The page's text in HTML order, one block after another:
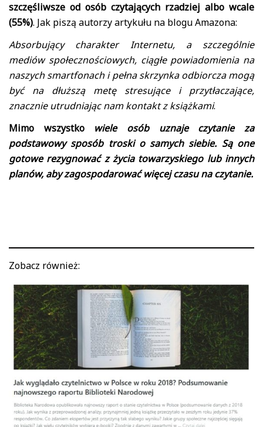
szczęśliwsze od osób czytających rzadziej albo wcale
(55%). Jak piszą autorzy artykułu na blogu Amazona:
Absorbujący charakter Internetu, a szczególnie
mediów społecznościowych, ciągłe powiadomienia na
naszych smartfonach i pełna skrzynka odbiorcza mogą
być na dłuższą metę stresujące i przytłaczające,
znacznie utrudniając nam kontakt z książkami.
Mimo wszystko wiele osób uznaje czytanie za
podstawowy sposób troski o samych siebie. Są one
gotowe rezygnować z życia towarzyskiego lub innych
planów, aby zagospodarować więcej czasu na czytanie.
Zobacz również: